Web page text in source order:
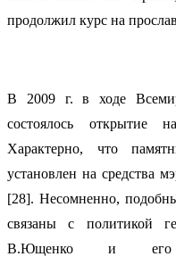
продолжил курс на
В 2009 г. в ходе
состоялось открытие
Характерно, что
установлен на средства
[28]. Несомненно,
связаны с политикой
В.Ющенко и его